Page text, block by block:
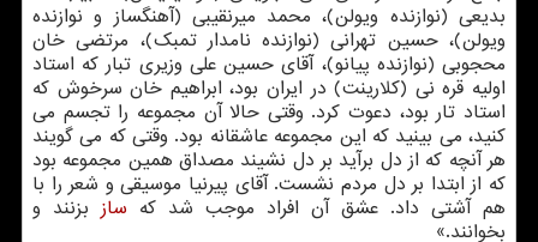
بدیعی (نوازنده ویولن)، محمد میرنقیبی (آهنگساز و نوازنده
ویولن)، حسین تهرانی (نوازنده نامدار تمبک)، مرتضی خان
محجوبی (نوازنده پیانو)، آقای حسین علی وزیری تبار که استاد
اولیه قره نی (کلارینت) در ایران بود، ابراهیم خان سرخوش که
استاد تار بود، دعوت کرد. وقتی حالا آن مجموعه را تجسم می
کنید، می بینید که این مجموعه عاشقانه بود. وقتی که می گویند
هر آنچه که از دل برآید بر دل نشیند مصداق همین مجموعه بود
که از ابتدا بر دل مردم نشست. آقای پیرنیا موسیقی و شعر را با
هم آشتی داد. عشق آن افراد موجب شد که ساز بزنند و
بخوانند.»